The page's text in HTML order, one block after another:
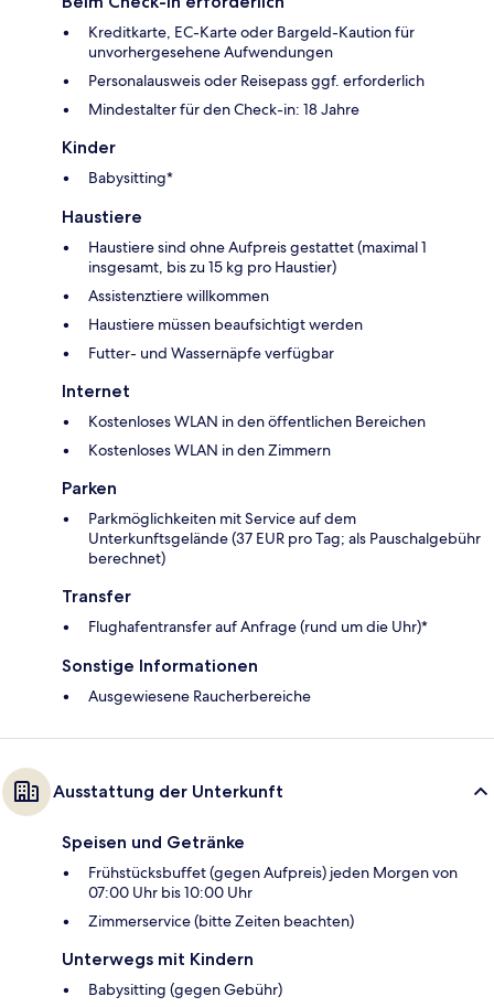
Kreditkarte, EC-Karte oder Bargeld-Kaution für
unvorhergesehene Aufwendungen
Personalausweis oder Reisepass ggf. erforderlich
Mindestalter für den Check-in: 18 Jahre
Kinder
Babysitting*
Haustiere
Haustiere sind ohne Aufpreis gestattet (maximal 1
insgesamt, bis zu 15 kg pro Haustier)
Assistenztiere willkommen
Haustiere müssen beaufsichtigt werden
Futter- und Wassernäpfe verfügbar
Internet
Kostenloses WLAN in den öffentlichen Bereichen
Kostenloses WLAN in den Zimmern
Parken
Parkmöglichkeiten mit Service auf dem
Unterkunftsgelände (37 EUR pro Tag; als Pauschalgebühr
berechnet)
Transfer
Flughafentransfer auf Anfrage (rund um die Uhr)*
Sonstige Informationen
Ausgewiesene Raucherbereiche
Ausstattung der Unterkunft
Speisen und Getränke
Frühstücksbuffet (gegen Aufpreis) jeden Morgen von
07:00 Uhr bis 10:00 Uhr
Zimmerservice (bitte Zeiten beachten)
Unterwegs mit Kindern
Babysitting (gegen Gebühr)